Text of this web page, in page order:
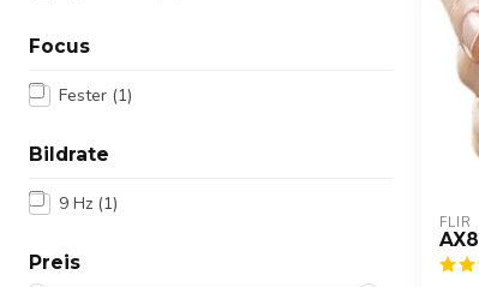
Focus
Fester (1)
Bildrate
9 Hz (1)
Preis
FLIR
AX8